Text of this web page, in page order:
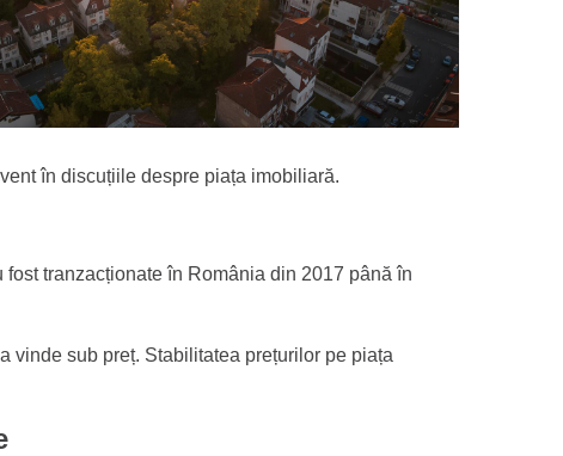
în discuțiile despre piața imobiliară.
tranzacționate în România din 2017 până în
vinde sub preț. Stabilitatea prețurilor pe piața